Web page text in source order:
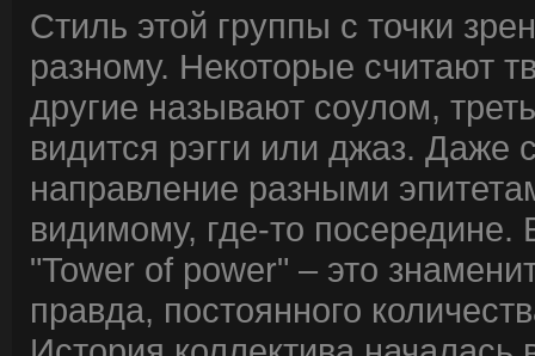
Стиль этой группы с точки
разному. Некоторые считают
другие называют соулом,
видится рэгги или джаз.
направление разными
видимому, где-то посередине.
"Tower of power" – это
правда, постоянного